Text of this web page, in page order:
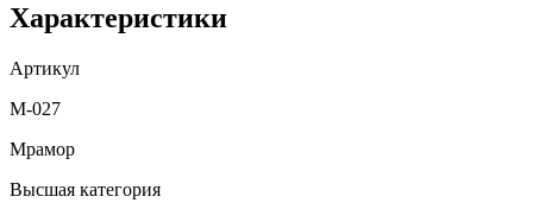
Характеристики
Артикул
M-027
Мрамор
Высшая категория